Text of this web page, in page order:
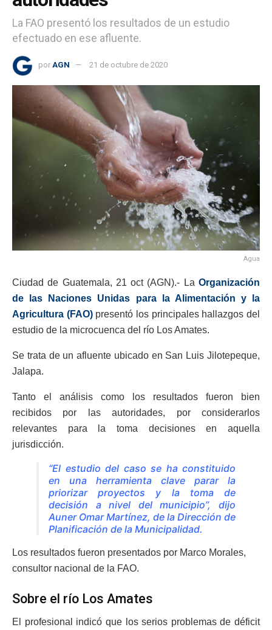
La FAO presentó los resultados de un estudio
efectuado en ese afluente.
por AGN 21 de octubre de 2020
Agua
Ciudad de Guatemala, 21 oct (AGN).- La Organización
de las Naciones Unidas para la Alimentación y la
Agricultura (FAO)presentó los principales hallazgos del
estudio de la microcuenca del río Los Amates.
Se trata de un afluente ubicado en San Luis Jilotepeque,
Jalapa.
Tanto el análisis como los resultados fueron bien
recibidos por las autoridades, por considerarlos
relevantes para la toma decisiones en aquella
jurisdicción.
“El estudio del caso se ha constituido
en una herramienta clave parar la
priorizar proyectos y la toma de
decisión a nivel del municipio”, dijo
Auner Omar Martínez, de la Dirección de
Planificación de la Municipalidad.
Los resultados fueron presentados por Marco Morales,
consultor nacional de la FAO.
Sobre el río Los Amates
El profesional indicó que los serios problemas de déficit